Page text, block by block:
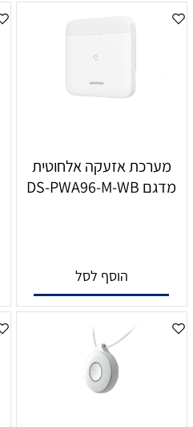
מערכת אזעקה אלחוטית
מדגם DS-PWA96-M-WB
הוסף לסל